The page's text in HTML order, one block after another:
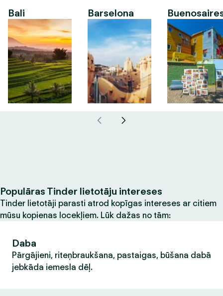
Bali Barselona
Populāras Tinder lietotāju intereses
Tinder lietotāji parasti atrod kopīgas intereses ar citiem
mūsu kopienas locekļiem. Lūk dažas no tām:
Daba
Pārgājieni, riteņbraukšana, pastaigas, būšana dabā
jebkāda iemesla dēļ.